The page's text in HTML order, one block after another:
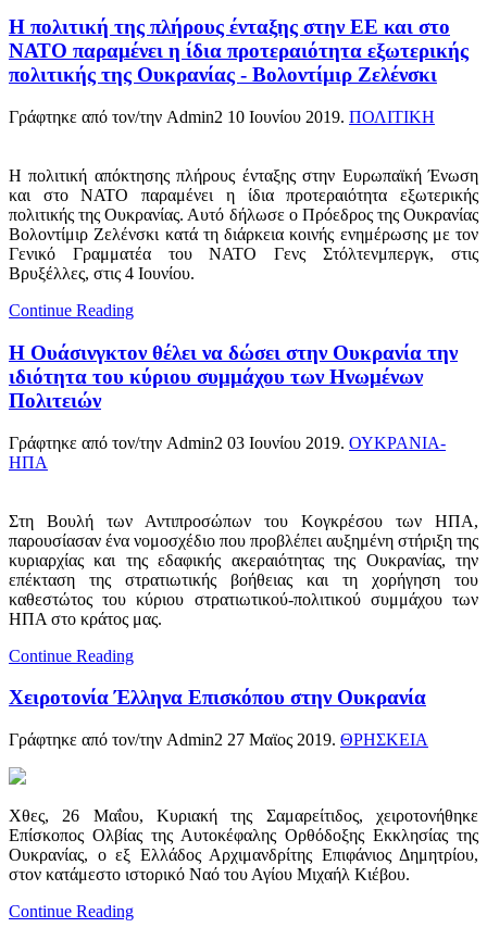
Η πολιτική της πλήρους ένταξης στην ΕΕ και στο
ΝΑΤΟ παραμένει η ίδια προτεραιότητα εξωτερικής
πολιτικής της Ουκρανίας - Βολοντίμιρ Ζελένσκι
Γράφτηκε από τον/την Admin2 10 Ιουνίου 2019. ΠΟΛΙΤΙΚΗ
Η πολιτική απόκτησης πλήρους ένταξης στην Ευρωπαϊκή Ένωση
και στο ΝΑΤΟ παραμένει η ίδια προτεραιότητα εξωτερικής
πολιτικής της Ουκρανίας. Αυτό δήλωσε ο Πρόεδρος της Ουκρανίας
Βολοντίμιρ Ζελένσκι κατά τη διάρκεια κοινής ενημέρωσης με τον
Γενικό Γραμματέα του ΝΑΤΟ Γενς Στόλτενμπεργκ, στις
Βρυξέλλες, στις 4 Ιουνίου.
Continue Reading
Η Ουάσινγκτον θέλει να δώσει στην Ουκρανία την
ιδιότητα του κύριου συμμάχου των Ηνωμένων
Πολιτειών
Γράφτηκε από τον/την Admin2 03 Ιουνίου 2019. ΟΥΚΡΑΝΙΑ-
ΗΠΑ
Στη Βουλή των Αντιπροσώπων του Κογκρέσου των ΗΠΑ,
παρουσίασαν ένα νομοσχέδιο που προβλέπει αυξημένη στήριξη της
κυριαρχίας και της εδαφικής ακεραιότητας της Ουκρανίας, την
επέκταση της στρατιωτικής βοήθειας και τη χορήγηση του
καθεστώτος του κύριου στρατιωτικού-πολιτικού συμμάχου των
ΗΠΑ στο κράτος μας.
Continue Reading
Χειροτονία Έλληνα Επισκόπου στην Ουκρανία
Γράφτηκε από τον/την Admin2 27 Μαϊος 2019. ΘΡΗΣΚΕΙΑ
Χθες, 26 Μαΐου, Κυριακή της Σαμαρείτιδος, χειροτονήθηκε
Επίσκοπος Ολβίας της Αυτοκέφαλης Ορθόδοξης Εκκλησίας της
Ουκρανίας, ο εξ Ελλάδος Αρχιμανδρίτης Επιφάνιος Δημητρίου,
στον κατάμεστο ιστορικό Ναό του Αγίου Μιχαήλ Κιέβου.
Continue Reading